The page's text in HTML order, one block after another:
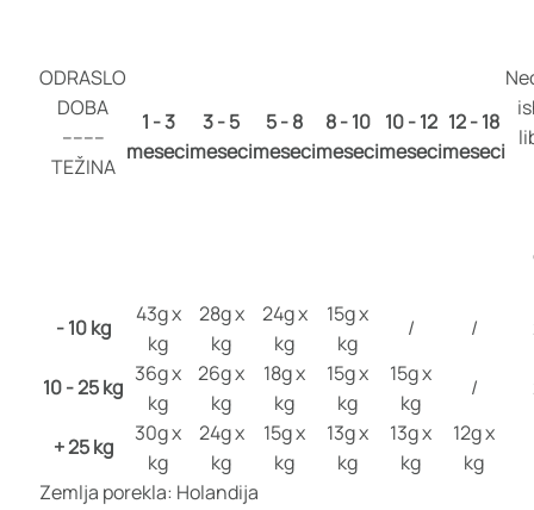
ODRASLO
DOBA
--------
TEŽINA
1 - 3
meseci
3 - 5
meseci
5 - 8
meseci
8 - 10
meseci
10 - 12
meseci
12 - 18
meseci
- 10 kg
43g x
kg
28g x
kg
24g x
kg
15g x
kg
/ /
10 - 25 kg
36g x
kg
26g x
kg
18g x
kg
15g x
kg
15g x
kg
/
+ 25 kg
30g x
kg
24g x
kg
15g x
kg
13g x
kg
13g x
kg
12g x
kg
Zemlja porekla: Holandija